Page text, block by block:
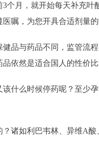
个月，就开始每天补充
嘱，为您开具合适剂量的
与药品不同，监管流程
依然是适合国人的性价比
么时候停药呢？至少孕
如利巴韦林、异维A酸